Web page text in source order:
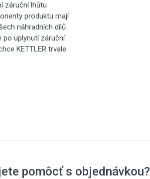
záruční lhůtu
produktu mají
náhradních dílů
po uplynutí záruční
KETTLER trvale
pomôcť s objednávkou?